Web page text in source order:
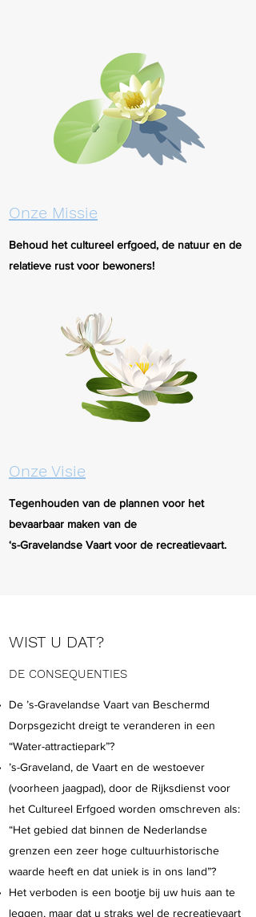
Onze Missie
Behoud het cultureel erfgoed, de natuur en de
relatieve rust voor bewoners!
Onze Visie
Tegenhouden van de plannen voor het
bevaarbaar maken van de
‘s-Gravelandse Vaart voor de recreatievaart.
WIST U DAT?
DE CONSEQUENTIES
De ’s-Gravelandse Vaart van Beschermd
Dorpsgezicht dreigt te veranderen in een
“Water-attractiepark”?
’s-Graveland, de Vaart en de westoever
(voorheen jaagpad), door de Rijksdienst voor
het Cultureel Erfgoed worden omschreven als:
“Het gebied dat binnen de Nederlandse
grenzen een zeer hoge cultuurhistorische
waarde heeft en dat uniek is in ons land”?
Het verboden is een bootje bij uw huis aan te
leggen, maar dat u straks wel de recreatievaart